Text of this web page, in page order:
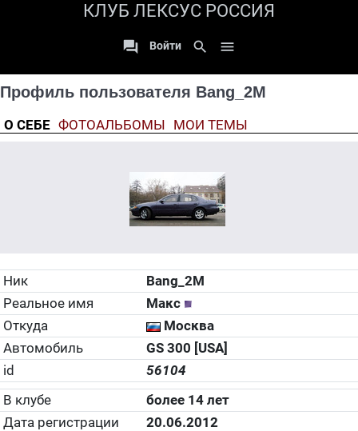
КЛУБ ЛЕКСУС РОССИЯ
 Войти search 
Профиль пользователя Bang_2M
О СЕБЕ ФОТОАЛЬБОМЫ МОИ ТЕМЫ
Ник
Bang_2M
Реальное имя
Макс
Откуда
Москва
Автомобиль
GS 300 [USA]
id
56104
В клубе
более 14 лет
Дата регистрации
20.06.2012